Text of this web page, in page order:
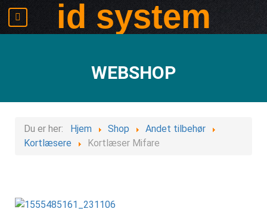
id system
WEBSHOP
Du er her: Hjem Shop
Andet tilbehør
Kortlæsere
Kortlæser Mifare